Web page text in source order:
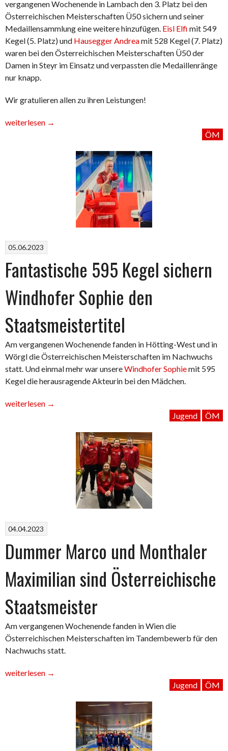
vergangenen Wochenende in Lambach den 3. Platz bei den
Österreichischen Meisterschaften Ü50 sichern und seiner
Medaillensammlung eine weitere hinzufügen. Eisl Elfi mit 549
Kegel (5. Platz) und Hausegger Andreamit 528 Kegel (7. Platz)
waren bei den Österreichischen Meisterschaften Ü50 der
Damen in Steyr im Einsatz und verpassten die Medaillenränge
nur knapp.
Wir gratulieren allen zu ihren Leistungen!
„Arnold
Staatsmeisterschaften“
weiterlesen →
ÖM
05.06.2023
Fantastische 595 Kegel sichern
Windhofer Sophie den
Staatsmeistertitel
Am vergangenen Wochenende fanden in Hötting-West und in
Wörgl die Österreichischen Meisterschaften im Nachwuchs
statt. Und einmal mehr war unsereWindhofer Sophiemit 595
Kegel die herausragende Akteurin bei den Mädchen.
„Fantastische
weiterlesen →
Jugend
ÖM
04.04.2023
Dummer Marco und Monthaler
Maximilian sind Österreichische
Staatsmeister
Am vergangenen Wochenende fanden in Wien die
Österreichischen Meisterschaften im Tandembewerb für den
Nachwuchs statt.
„Dummer
weiterlesen →
Jugend
ÖM